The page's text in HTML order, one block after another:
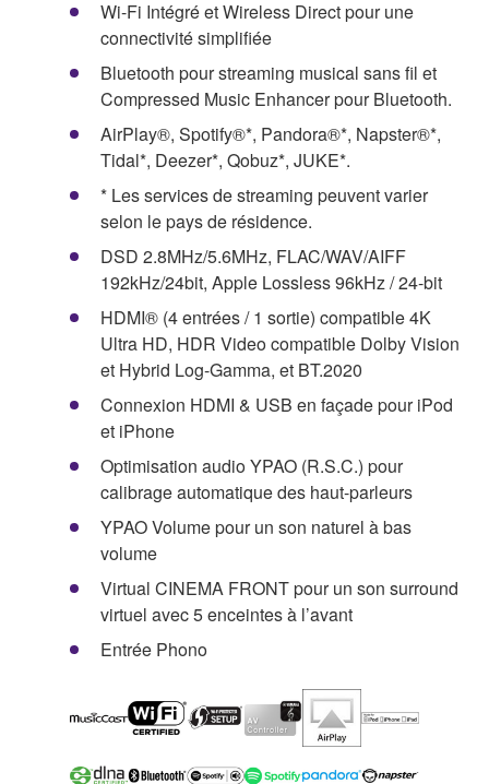
Wi-Fi Intégré et Wireless Direct pour une
connectivité simplifiée
Bluetooth pour streaming musical sans fil et
Compressed Music Enhancer pour Bluetooth.
AirPlay®, Spotify®*, Pandora®*, Napster®*,
Tidal*, Deezer*, Qobuz*, JUKE*.
* Les services de streaming peuvent varier
selon le pays de résidence.
DSD 2.8MHz/5.6MHz, FLAC/WAV/AIFF
192kHz/24bit, Apple Lossless 96kHz / 24-bit
HDMI® (4 entrées / 1 sortie) compatible 4K
Ultra HD, HDR Video compatible Dolby Vision
et Hybrid Log-Gamma, et BT.2020
Connexion HDMI & USB en façade pour iPod
et iPhone
Optimisation audio YPAO (R.S.C.) pour
calibrage automatique des haut-parleurs
YPAO Volume pour un son naturel à bas
volume
Virtual CINEMA FRONT pour un son surround
virtuel avec 5 enceintes à l’avant
Entrée Phono